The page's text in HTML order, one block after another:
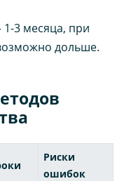
3 месяца, при
дольше.
Риски
ошибок